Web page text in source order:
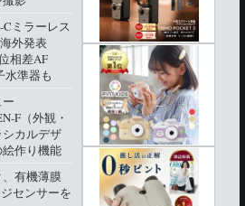
Cミラーレス
海外発表
相差AF
準器も
ー
F（外観・
カルデザ
作り機能
有機薄膜
センサーを